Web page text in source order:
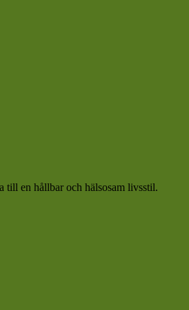
till en hållbar och hälsosam livsstil.